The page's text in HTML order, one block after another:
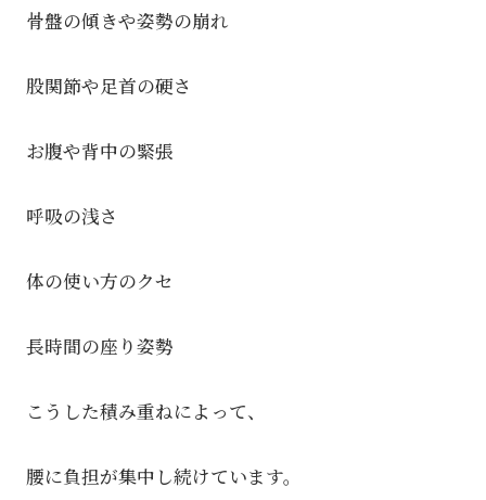
骨盤の傾きや姿勢の崩れ
股関節や足首の硬さ
お腹や背中の緊張
呼吸の浅さ
体の使い方のクセ
長時間の座り姿勢
こうした積み重ねによって、
腰に負担が集中し続けています。